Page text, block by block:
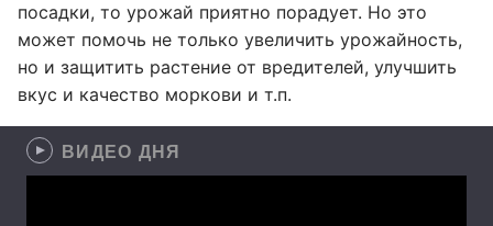
посадки, то урожай приятно порадует. Но это
может помочь не только увеличить урожайность,
но и защитить растение от вредителей, улучшить
вкус и качество моркови и т.п.
ВИДЕО ДНЯ